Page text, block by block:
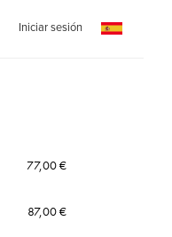
Iniciar sesión
77,00 €
87,00 €